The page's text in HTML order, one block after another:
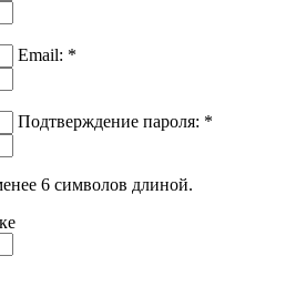
Email: *
Подтверждение пароля: *
6 символов длиной.